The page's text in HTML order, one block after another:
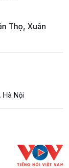
Thọ, Xuân
Hà Nội